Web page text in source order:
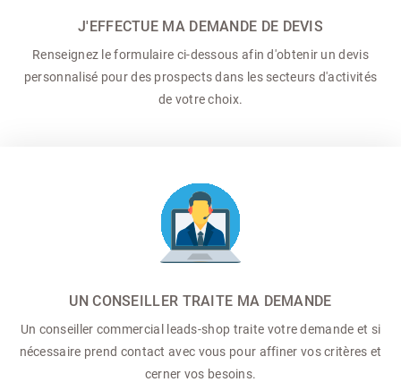
J'EFFECTUE MA DEMANDE DE DEVIS
Renseignez le formulaire ci-dessous afin d'obtenir un devis
personnalisé pour des prospects dans les secteurs d'activités
de votre choix.
UN CONSEILLER TRAITE MA DEMANDE
Un conseiller commercial
leads-shop traite votre demande et si
nécessaire prend contact avec vous pour affiner vos critères et
cerner vos besoins.